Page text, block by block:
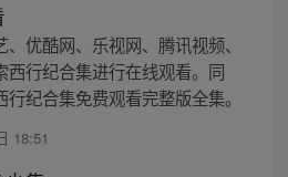
优酷网、乐视网、腾讯视频、
西行纪合集进行在线观看。同
纪合集免费观看完整版全集。
18:51